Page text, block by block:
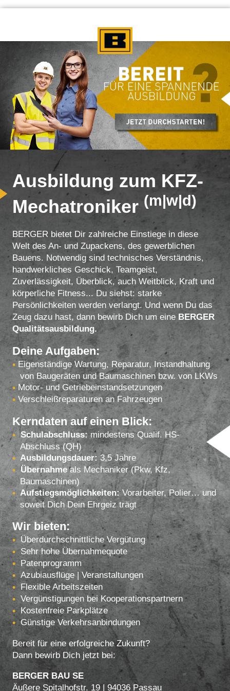
Ausbildung zum KFZ-
Mechatroniker (m|w|d)
BERGER bietet Dir zahlreiche Einstiege in diese
Welt des An- und Zupackens, des gewerblichen
Bauens. Notwendig sind technisches Verständnis,
handwerkliches Geschick, Teamgeist,
Zuverlässigkeit, Überblick, auch Weitblick, Kraft und
körperliche Fitness... Du siehst: starke
Persönlichkeiten werden verlangt. Und wenn Du das
Zeug dazu hast, dann bewirb Dich um eine BERGER
Qualitätsausbildung.
Deine Aufgaben:
Eigenständige Wartung, Reparatur, Instandhaltung
von Baugeräten und Baumaschinen bzw. von LKWs
Motor- und Getriebeinstandsetzungen
Verschleißreparaturen an Fahrzeugen
Kerndaten auf einen Blick:
Schulabschluss:mindestens Qualif. HS-
Abschluss (QH)
Ausbildungsdauer: 3,5 Jahre
Übernahmeals Mechaniker (Pkw, Kfz,
Baumaschinen)
Aufstiegsmöglichkeiten:Vorarbeiter, Polier… und
soweit Dich Dein Ehrgeiz trägt
Wir bieten:
Überdurchschnittliche Vergütung
Sehr hohe Übernahmequote
Patenprogramm
Azubiausflüge | Veranstaltungen
Flexible Arbeitszeiten
Vergünstigungen bei Kooperationspartnern
Kostenfreie Parkplätze
Günstige Verkehrsanbindungen
Bereit für eine erfolgreiche Zukunft?
Dann bewirb Dich jetzt bei:
BERGER BAU SE
Äußere Spitalhofstr. 19 | 94036 Passau